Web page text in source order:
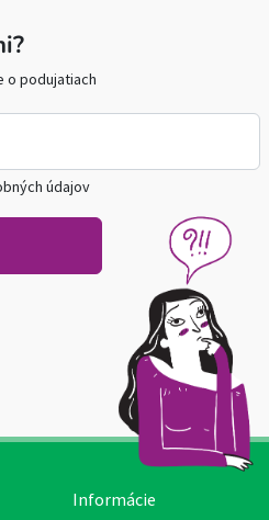
o podujatiach
údajov
Informácie